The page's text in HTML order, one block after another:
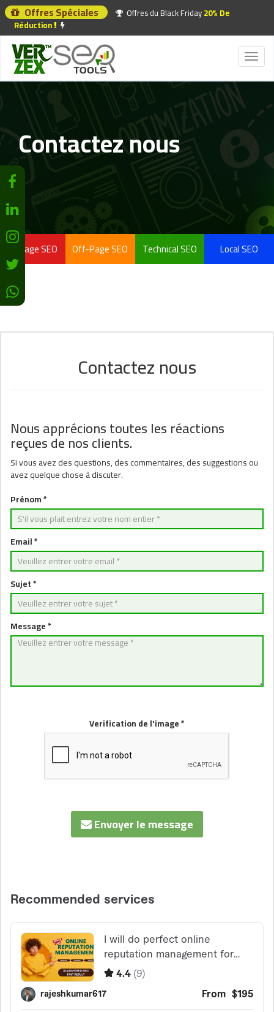
Offres Spéciales Offres du Black Friday20% De
Réduction
Toggle
Contactez nous
On-Page SEO Off-Page SEO Technical SEO Local SEO
Contactez nous
Nous apprécions toutes les réactions
reçues de nos clients.
Si vous avez des questions, des commentaires, des suggestions ou
avez quelque chose à discuter.
Prénom *
Email *
Sujet *
Message *
Verification de l'image *
Envoyer le message